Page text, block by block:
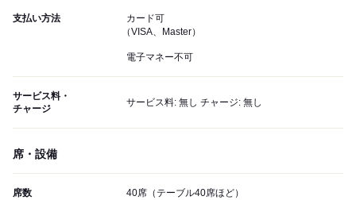
支払い方法
カード可
（VISA、Master）
電子マネー不可
サービス料・
チャージ
サービス料: 無し チャージ: 無し
席・設備
席数 40席（テーブル40席ほど）